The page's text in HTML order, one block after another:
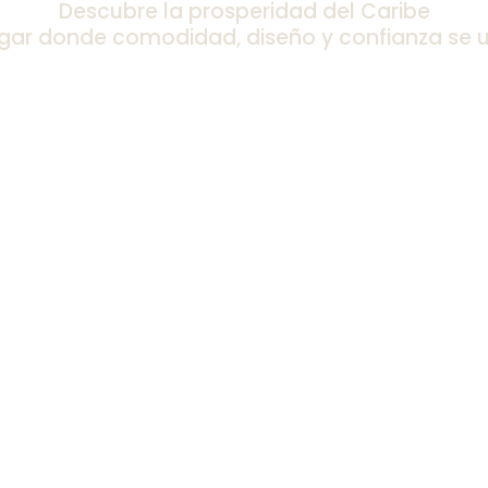
Descubre la prosperidad del Caribe
donde comodidad, diseño y confianza se